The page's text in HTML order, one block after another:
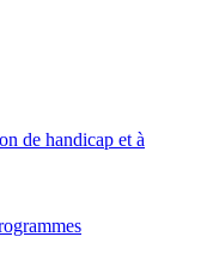
de handicap et à